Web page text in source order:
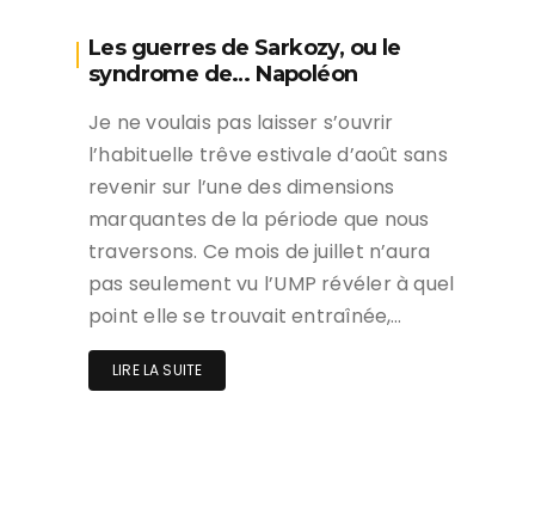
Les guerres de Sarkozy, ou le
syndrome de… Napoléon
Je ne voulais pas laisser s’ouvrir
l’habituelle trêve estivale d’août sans
revenir sur l’une des dimensions
marquantes de la période que nous
traversons. Ce mois de juillet n’aura
pas seulement vu l’UMP révéler à quel
point elle se trouvait entraînée,…
LIRE LA SUITE